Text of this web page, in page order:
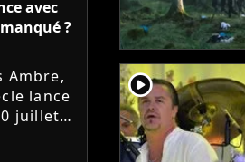
avec
?
Ambre,
lance
juillet
mon
player2